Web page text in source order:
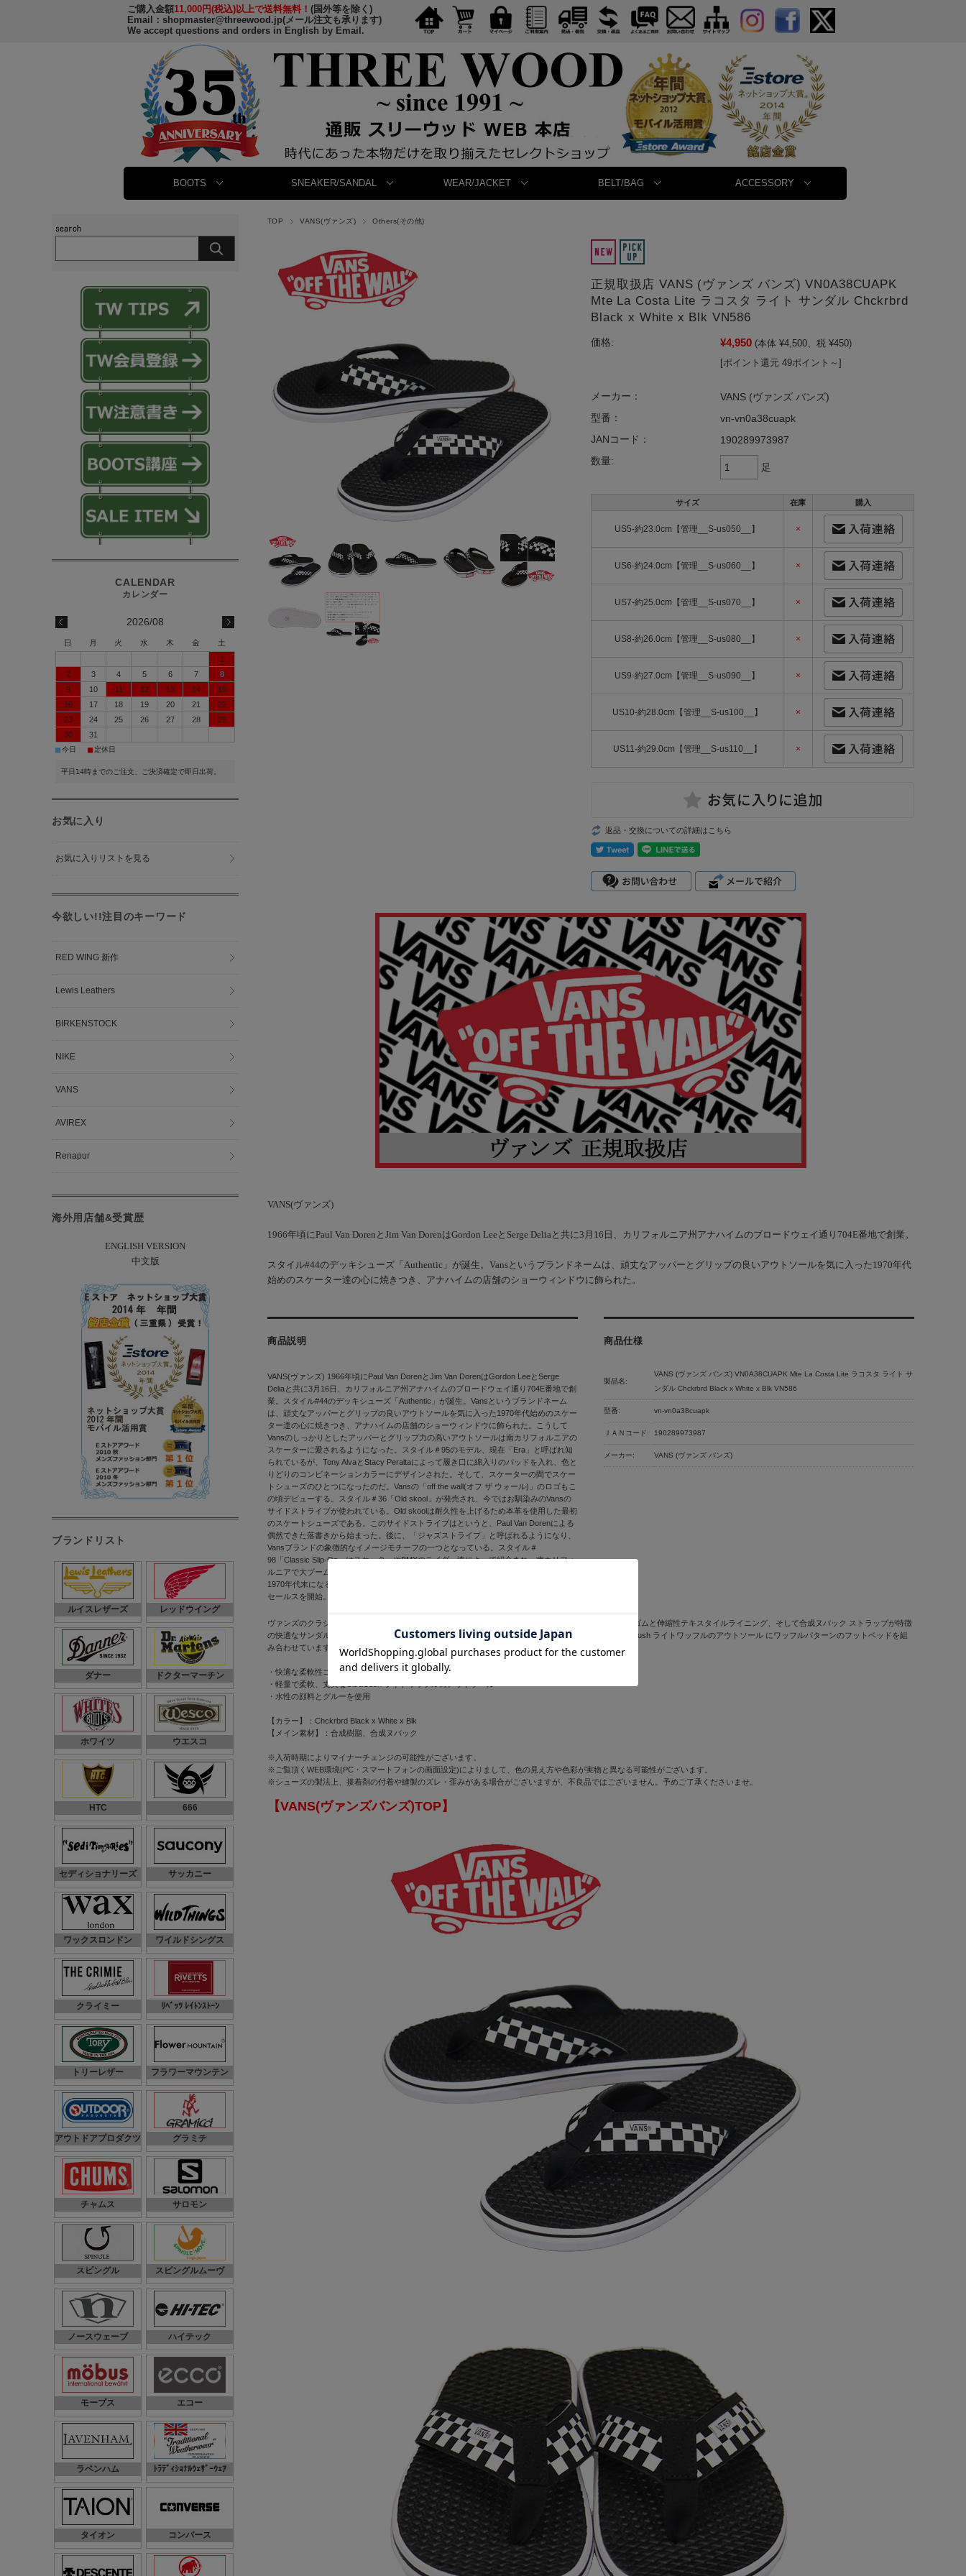
ご購入金額11,000円(税込)以上で送料無料！ (国外等を除く)
Email： shopmaster@threewood.jp(メール注文も承ります)
We accept questions and orders in English by Email.
BOOTS SNEAKER/SANDAL WEAR/JACKET BELT/BAG ACCESSORY
TOP VANS(ヴァンズ) Others(その他)
正規取扱店 VANS (ヴァンズ バンズ) VN0A38CUAPK
Mte La Costa Lite ラコスタ ライト サンダル Chckrbrd
Black x White x Blk VN586
価格: ¥4,950 (本体 ¥4,500、税 ¥450)
[ポイント還元 49ポイント～]
メーカー：
VANS (ヴァンズ バンズ)
型番：
vn-vn0a38cuapk
JANコード：
190289973987
数量:
足
サイズ 在庫 購入
US5-約23.0cm【管理__S-us050__】 ×
US6-約24.0cm【管理__S-us060__】 ×
US7-約25.0cm【管理__S-us070__】 ×
US8-約26.0cm【管理__S-us080__】 ×
US9-約27.0cm【管理__S-us090__】 ×
US10-約28.0cm【管理__S-us100__】 ×
US11-約29.0cm【管理__S-us110__】 ×
返品・交換についての詳細はこちら
VANS(ヴァンズ)
1966年頃にPaul Van DorenとJim Van DorenはGordon LeeとSerge Deliaと共に3月16日、カリフォルニア州アナハイムのブロードウェイ通り704E番地で創業。
スタイル#44のデッキシューズ「Authentic」が誕生。Vansというブランドネームは、頑丈なアッパーとグリップの良いアウトソールを気に入った1970年代
始めのスケーター達の心に焼きつき、アナハイムの店舗のショーウィンドウに飾られた。
商品説明
VANS(ヴァンズ) 1966年頃にPaul Van DorenとJim Van DorenはGordon LeeとSerge
Deliaと共に3月16日、カリフォルニア州アナハイムのブロードウェイ通り704E番地で創
業。スタイル#44のデッキシューズ「Authentic」が誕生。Vansというブランドネーム
は、頑丈なアッパーとグリップの良いアウトソールを気に入った1970年代始めのスケー
ター達の心に焼きつき、アナハイムの店舗のショーウィンドウに飾られた。こうして
Vansのしっかりとしたアッパーとグリップ力の高いアウトソールは南カリフォルニアの
スケーターに愛されるようになった。スタイル＃95のモデル、現在「Era」と呼ばれ知
られているが、Tony AlvaとStacy Peraltaによって履き口に綿入りのパッドを入れ、色と
りどりのコンビネーションカラーにデザインされた。そして、スケーターの間でスケー
トシューズのひとつになったのだ。Vansの「off the wall(オフ ザ ウォール)」のロゴもこ
の頃デビューする。スタイル＃36「Old skool」が発売され、今ではお馴染みのVansの
サイドストライプが使われている。Old skoolは耐久性を上げるため本革を使用した最初
のスケートシューズである。このサイドストライプはというと、Paul Van Dorenによる
偶然できた落書きから始まった。後に、「ジャズストライプ」と呼ばれるようになり、
Vansブランドの象徴的なイメージモチーフの一つとなっている。スタイル＃
98「Classic Slip-On」はスケーターやBMXのライダー達によって紹介され、南カリフォ
ルニアで大ブームになりその世代の象徴的なシューズとして知られるようになった。
1970年代末になると、Vansはカリフォルニアに70の店舗を持つようになり、国内外で
セールスを開始。
商品仕様
製品名:
VANS (ヴァンズ バンズ) VN0A38CUAPK Mte La Costa Lite ラコスタ ライト サ
ンダル Chckrbrd Black x White x Blk VN586
型番: vn-vn0a38cuapk
ＪＡＮコード: 190289973987
メーカー: VANS (ヴァンズ バンズ)
ヴァンズのクラシックなバルガナイズ製法にインスパイアされたチェッカーボード ラコスタは、柔軟なゴムと伸縮性テキスタイルライニング、そして合成ヌバック ストラップが特徴
の快適なサンダルです。チェッカーボードプリントのレトロデザインに軽量で柔軟、そして丈夫なUltraCush ライトワッフルのアウトソール にワッフルパターンのフットベッドを組
み合わせています。さらにヘリテージスタイルのフォクシングラインで仕上げました。
・快適な柔軟性ゴムと伸縮性テキスタイル ライニング
・軽量で柔軟、丈夫なUltraCush ライトワッフルのアウトソール
・水性の顔料とグルーを使用
【カラー】：Chckrbrd Black x White x Blk
【メイン素材】：合成樹脂、合成ヌバック
※入荷時期によりマイナーチェンジの可能性がございます。
※ご覧頂くWEB環境(PC・スマートフォンの画面設定)によりまして、色の見え方や色彩が実物と異なる可能性がございます。
※シューズの製法上、接着剤の付着や縫製のズレ・歪みがある場合がございますが、不良品ではございません。予めご了承くださいませ。
【VANS(ヴァンズバンズ)TOP】
2026/08
日 月 火 水 木 金
土
1
2
3 4 5 6 7
8
9
10 11 12 13 14
15
16
17 18 19 20 21
22
23
24 25 26 27 28
29
30
31
■今日 ■ 定休日
平日14時までのご注文、ご決済確定で即日出荷。
お気に入り
お気に入りリストを見る
今欲しい!!注目のキーワード
RED WING 新作
Lewis Leathers
BIRKENSTOCK
NIKE
VANS
AVIREX
Renapur
海外用店舗&受賞歴
ENGLISH VERSION
中文版
ブランドリスト
ルイスレザーズ レッドウイング
ダナー ドクターマーチン
ホワイツ ウエスコ
HTC 666
セディショナリーズ サッカニー
ワックスロンドン ワイルドシングス
クライミー ﾘﾍﾞｯﾂ ﾚｲﾄﾝｽﾄｰﾝ
トリーレザー フラワーマウンテン
アウトドアプロダクツ グラミチ
チャムス サロモン
スピングル スピングルムーヴ
ノースウェーブ ハイテック
モーブス エコー
ラベンハム ﾄﾗﾃﾞｨｼｮﾅﾙｳｪｻﾞｰｳｪｱ
タイオン コンバース